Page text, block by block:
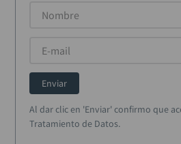
Enviar
Al dar clic en 'Enviar' confirmo que
Tratamiento de Datos.